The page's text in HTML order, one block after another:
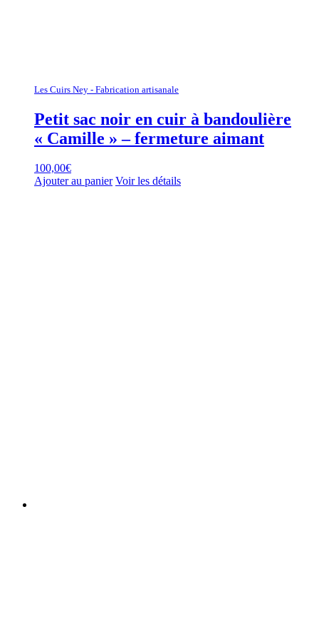
Les Cuirs Ney - Fabrication artisanale
Petit sac noir en cuir à bandoulière
« Camille » – fermeture aimant
100,00€
Ajouter au panier Voir les détails